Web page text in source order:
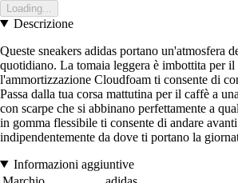
Loading...
Descrizione
Queste sneakers adidas portano un'atmosfera
quotidiano. La tomaia leggera è imbottita per
l'ammortizzazione Cloudfoam ti consente di
Passa dalla tua corsa mattutina per il caffè a
con scarpe che si abbinano perfettamente a
in gomma flessibile ti consente di andare
indipendentemente da dove ti portano la
Informazioni aggiuntive